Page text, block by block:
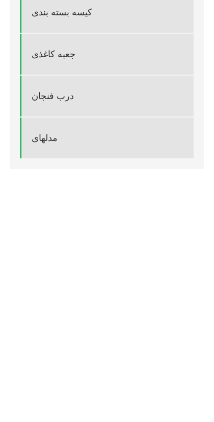
کیسه بسته بندی
جعبه کاغذی
درب فنجان
مدلهای